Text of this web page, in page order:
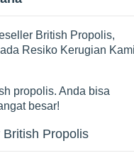
British Propolis,
Resiko Kerugian Kami
propolis. Anda bisa
besar!
British Propolis